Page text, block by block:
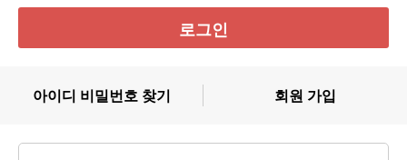
로그인
아이디 비밀번호 찾기 회원 가입